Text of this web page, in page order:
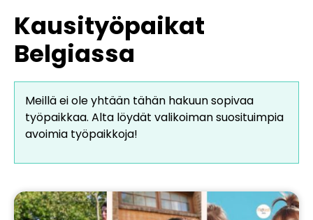
Kausityöpaikat
Belgiassa
Meillä ei ole yhtään tähän hakuun sopivaa
työpaikkaa. Alta löydät valikoiman suosituimpia
avoimia työpaikkoja!